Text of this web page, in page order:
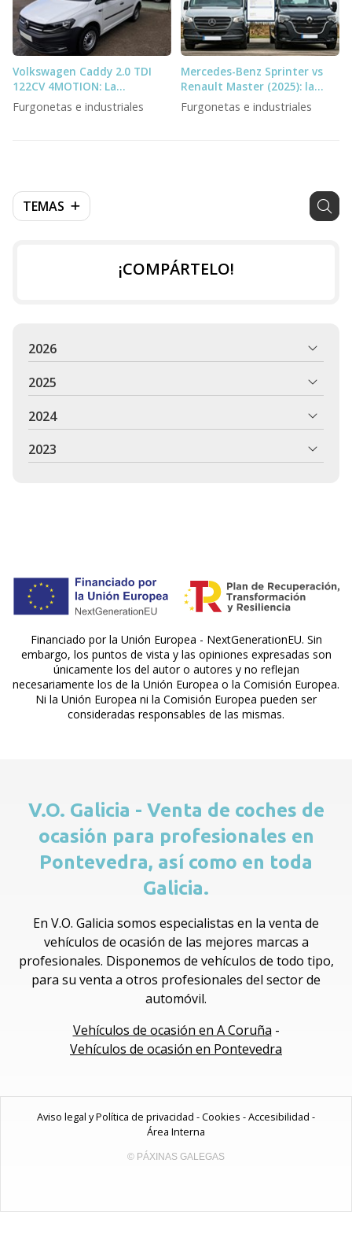
TEMAS
Volkswagen Caddy 2.0 TDI
122CV 4MOTION: La
Furgoneta Definitiva para el
Profesional Exigente
Furgonetas e industriales
Mercedes-Benz Sprinter vs
Renault Master (2025): la
comparativa definitiva para
profesionales
Furgonetas e industriales
¡COMPÁRTELO!
2026
2025
2024
2023
Financiado por la Unión Europea - NextGenerationEU. Sin
embargo, los puntos de vista y las opiniones expresadas son
únicamente los del autor o autores y no reflejan
necesariamente los de la Unión Europea o la Comisión Europea.
Ni la Unión Europea ni la Comisión Europea pueden ser
consideradas responsables de las mismas.
V.O. Galicia - Venta de coches de
ocasión para profesionales en
Pontevedra, así como en toda
Galicia.
En V.O. Galicia somos especialistas en la venta de
vehículos de ocasión de las mejores marcas a
profesionales. Disponemos de vehículos de todo tipo,
para su venta a otros profesionales del sector de
automóvil.
Vehículos de ocasión en A Coruña -
Vehículos de ocasión en Pontevedra
Aviso legal y Política de privacidad -Cookies -Accesibilidad -
Área Interna
© PÁXINAS GALEGAS